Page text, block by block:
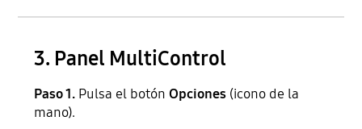
3. Panel MultiControl
Paso 1. Pulsa el botónOpciones (icono de la
mano).